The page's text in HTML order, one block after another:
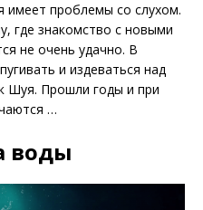
проблемы со слухом.
где знакомство с новыми
не очень удачно. В
и издеваться над
Шуя. Прошли годы и при
…
воды